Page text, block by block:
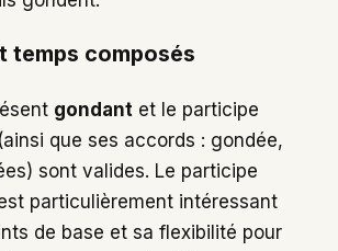
temps composés
gondant et le participe
(ainsi que ses accords : gondée,
sont valides. Le participe
particulièrement intéressant
de base et sa flexibilité pour